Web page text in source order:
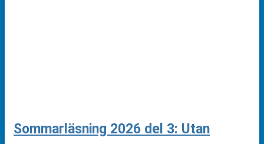
Sommarläsning 2026 del 3: Utan